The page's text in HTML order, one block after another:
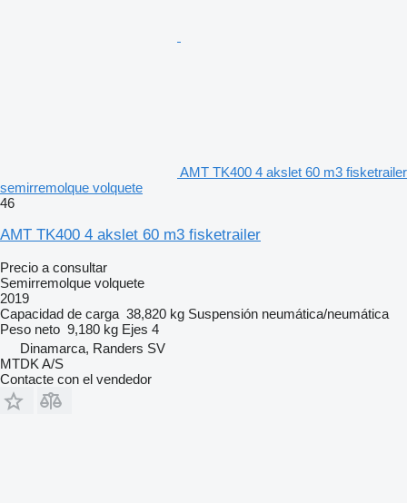
AMT TK400 4 akslet 60 m3 fisketrailer
semirremolque volquete
46
AMT TK400 4 akslet 60 m3 fisketrailer
Precio a consultar
Semirremolque volquete
2019
Capacidad de carga 38,820 kg Suspensión neumática/neumática
Peso neto 9,180 kg Ejes 4
Dinamarca, Randers SV
MTDK A/S
Contacte con el vendedor